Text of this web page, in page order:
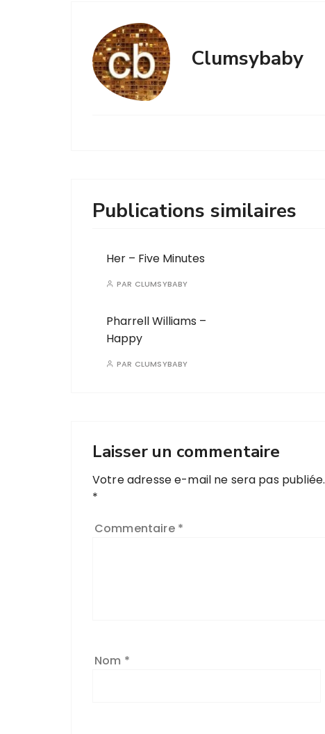
Clumsybaby
Publications similaires
Her – Five Minutes
PAR CLUMSYBABY
Pharrell Williams –
Happy
PAR CLUMSYBABY
Laisser un commentaire
Votre adresse e-mail ne sera pas publiée.
*
Commentaire *
Nom *